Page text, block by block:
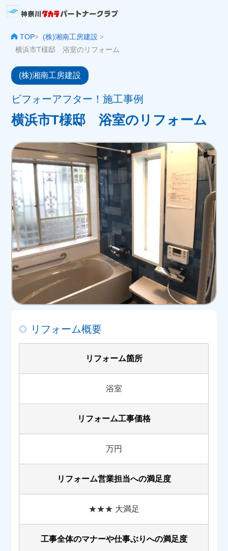
TOP> (株)湘南工房建設>
横浜市T様邸 浴室のリフォーム
(株)湘南工房建設
ビフォーアフター！施工事例
横浜市T様邸 浴室のリフォーム
リフォーム概要
リフォーム箇所
浴室
リフォーム工事価格
万円
リフォーム営業担当への満足度
★★★ 大満足
工事全体のマナーや仕事ぶりへの満足度